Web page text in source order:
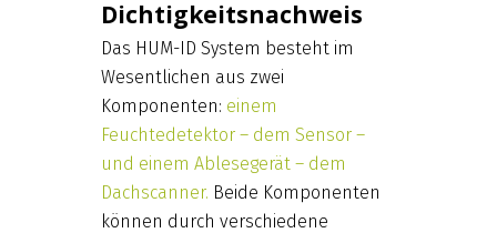
Dichtigkeitsnachweis
Das HUM-ID System besteht im
Wesentlichen aus zwei
Komponenten: einem
Feuchtedetektor – dem Sensor –
und einem Ablesegerät – dem
Dachscanner. Beide Komponenten
können durch verschiedene